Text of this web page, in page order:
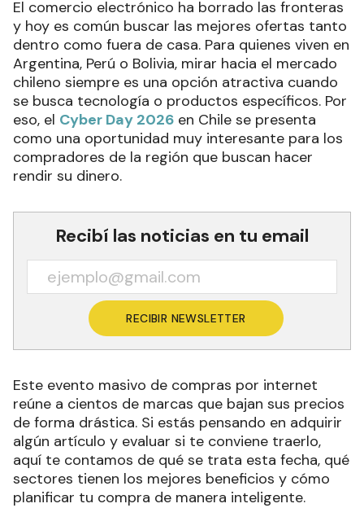
El comercio electrónico ha borrado las fronteras
y hoy es común buscar las mejores ofertas tanto
dentro como fuera de casa. Para quienes viven en
Argentina, Perú o Bolivia, mirar hacia el mercado
chileno siempre es una opción atractiva cuando
se busca tecnología o productos específicos. Por
eso, el Cyber Day 2026 en Chile se presenta
como una oportunidad muy interesante para los
compradores de la región que buscan hacer
rendir su dinero.
Recibí las noticias en tu email
RECIBIR NEWSLETTER
Este evento masivo de compras por internet
reúne a cientos de marcas que bajan sus precios
de forma drástica. Si estás pensando en adquirir
algún artículo y evaluar si te conviene traerlo,
aquí te contamos de qué se trata esta fecha, qué
sectores tienen los mejores beneficios y cómo
planificar tu compra de manera inteligente.